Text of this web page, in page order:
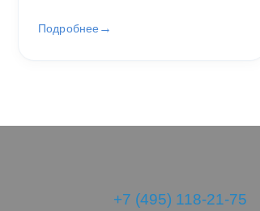
Подробнее
+7 (495) 118-21-75